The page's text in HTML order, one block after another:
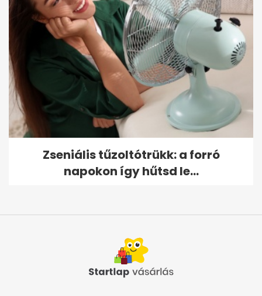
Zseniális tűzoltótrükk: a forró
napokon így hűtsd le...